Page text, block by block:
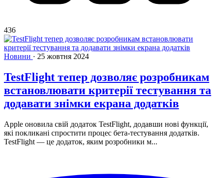
436
Новини · 25 жовтня 2024
TestFlight тепер дозволяє розробникам
встановлювати критерії тестування та
додавати знімки екрана додатків
Apple оновила свій додаток TestFlight, додавши нові функції,
які покликані спростити процес бета-тестування додатків.
TestFlight — це додаток, яким розробники м...